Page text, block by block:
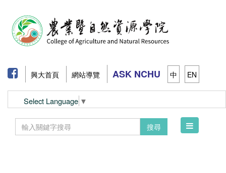
興大首頁 網站導覽 ASK NCHU 中 EN
Select Language ▼
搜尋
Toggle